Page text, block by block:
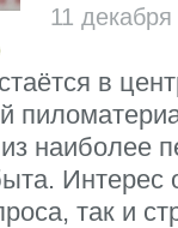
11
в
наиболее
Интерес
так и